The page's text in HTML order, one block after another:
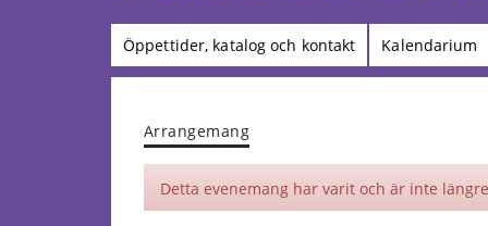
Öppettider, katalog och kontakt Kalendarium
Arrangemang
Detta evenemang har varit och är inte